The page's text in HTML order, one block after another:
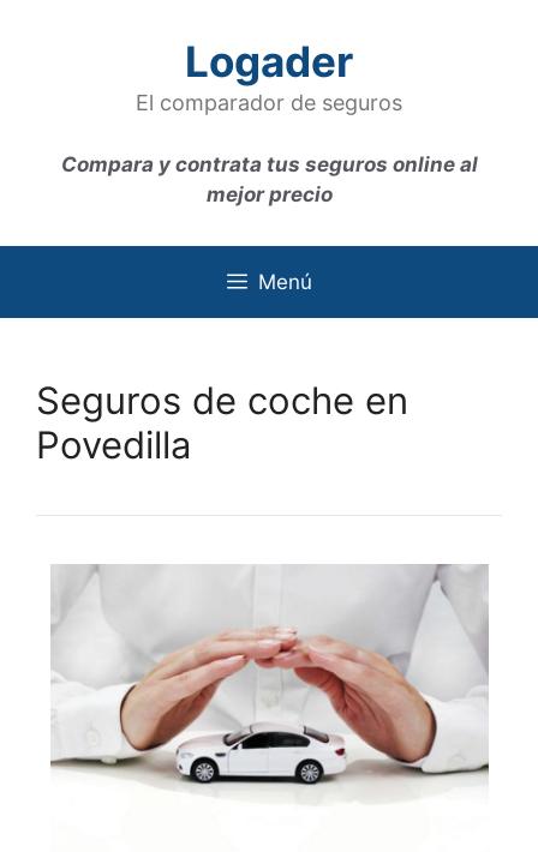
Logader
El comparador de seguros
Compara y contrata tus seguros online al
mejor precio
Menú
Seguros de coche en
Povedilla